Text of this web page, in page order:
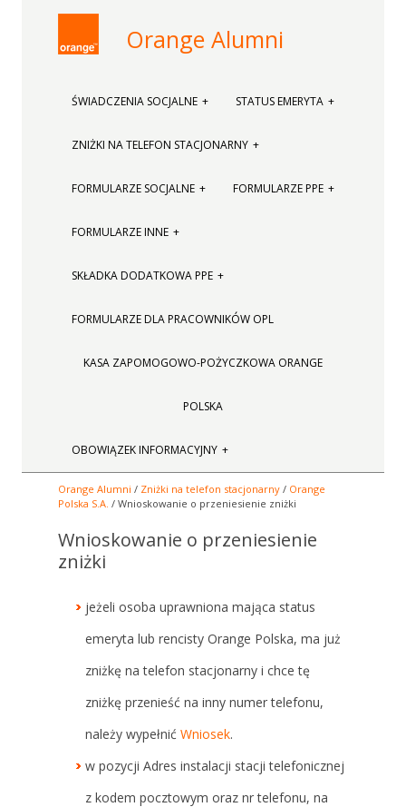
Orange Alumni
ŚWIADCZENIA SOCJALNE STATUS EMERYTA
ZNIŻKI NA TELEFON STACJONARNY
FORMULARZE SOCJALNE FORMULARZE PPE
FORMULARZE INNE
SKŁADKA DODATKOWA PPE
FORMULARZE DLA PRACOWNIKÓW OPL
KASA ZAPOMOGOWO-POŻYCZKOWA ORANGE
POLSKA
OBOWIĄZEK INFORMACYJNY
Orange Alumni / Zniżki na telefon stacjonarny / Orange
Polska S.A. / Wnioskowanie o przeniesienie zniżki
Wnioskowanie o przeniesienie
zniżki
jeżeli osoba uprawniona mająca status
emeryta lub rencisty Orange Polska, ma już
zniżkę na telefon stacjonarny i chce tę
zniżkę przenieść na inny numer telefonu,
należy wypełnić Wniosek.
w pozycji Adres instalacji stacji telefonicznej
z kodem pocztowym oraz nr telefonu, na